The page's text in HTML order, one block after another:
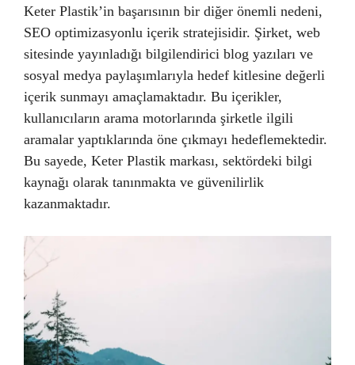
Keter Plastik’in başarısının bir diğer önemli nedeni,
SEO optimizasyonlu içerik stratejisidir. Şirket, web
sitesinde yayınladığı bilgilendirici blog yazıları ve
sosyal medya paylaşımlarıyla hedef kitlesine değerli
içerik sunmayı amaçlamaktadır. Bu içerikler,
kullanıcıların arama motorlarında şirketle ilgili
aramalar yaptıklarında öne çıkmayı hedeflemektedir.
Bu sayede, Keter Plastik markası, sektördeki bilgi
kaynağı olarak tanınmakta ve güvenilirlik
kazanmaktadır.